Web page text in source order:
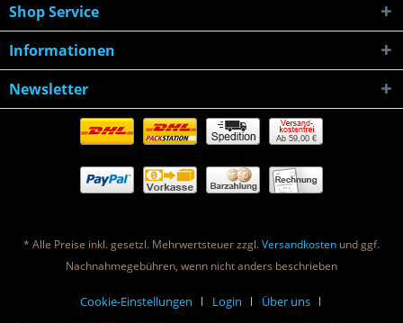
Shop Service
Informationen
Newsletter
Ab 59,00 €
* Alle Preise inkl. gesetzl. Mehrwertsteuer zzgl.Versandkosten und ggf.
Nachnahmegebühren, wenn nicht anders beschrieben
Cookie-Einstellungen Login
Über uns